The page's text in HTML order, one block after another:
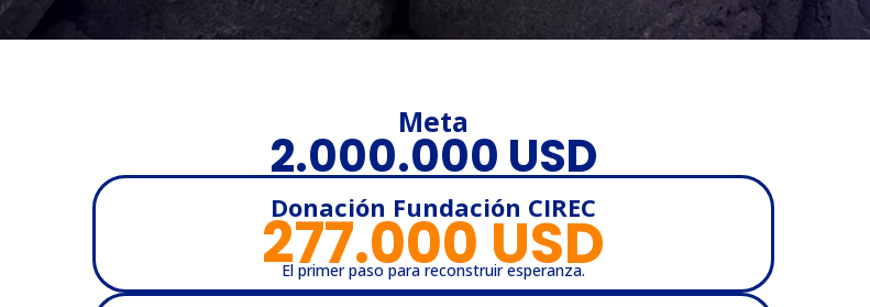
Meta
2.000.000 USD
Donación Fundación CIREC
277.000 USD
El primer paso para reconstruir esperanza.